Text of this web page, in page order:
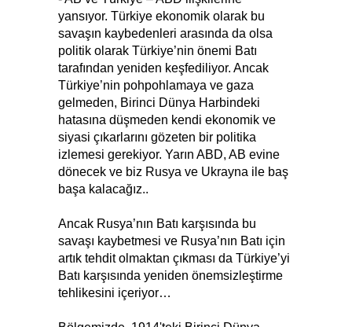
yansıyor. Türkiye ekonomik olarak bu
savaşın kaybedenleri arasında da olsa
politik olarak Türkiye’nin önemi Batı
tarafından yeniden keşfediliyor. Ancak
Türkiye’nin pohpohlamaya ve gaza
gelmeden, Birinci Dünya Harbindeki
hatasına düşmeden kendi ekonomik ve
siyasi çıkarlarını gözeten bir politika
izlemesi gerekiyor. Yarın ABD, AB evine
dönecek ve biz Rusya ve Ukrayna ile baş
başa kalacağız..
Ancak Rusya’nın Batı karşısında bu
savaşı kaybetmesi ve Rusya’nın Batı için
artık tehdit olmaktan çıkması da Türkiye’yi
Batı karşısında yeniden önemsizleştirme
tehlikesini içeriyor…